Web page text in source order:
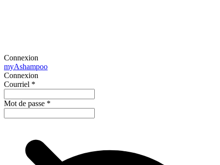
Connexion
myAshampoo
Connexion
Courriel *
Mot de passe *